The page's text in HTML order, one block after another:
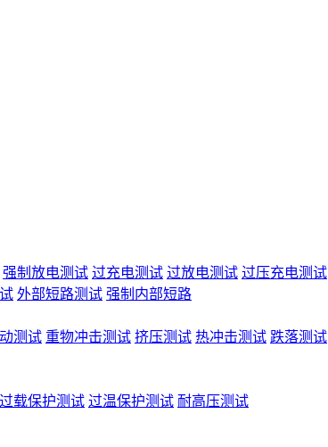
强制放电测试 过充电测试 过放电测试 过压充电测试
外部短路测试 强制内部短路
测试 重物冲击测试 挤压测试 热冲击测试 跌落测试
过载保护测试 过温保护测试 耐高压测试